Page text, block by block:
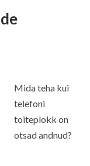
Mida teha kui
telefoni
toiteplokk on
otsad andnud?